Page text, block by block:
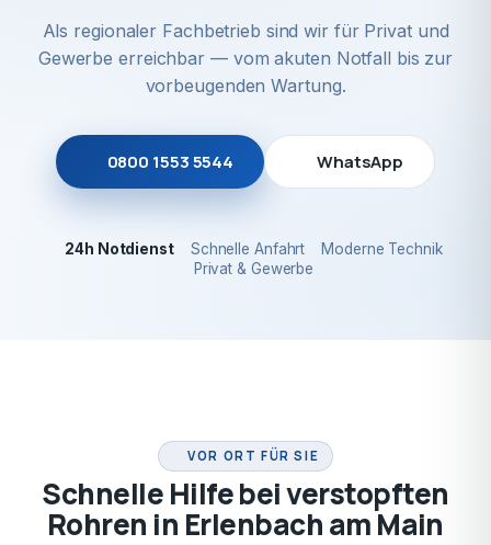
Als regionaler Fachbetrieb sind wir für Privat und
Gewerbe erreichbar — vom akuten Notfall bis zur
vorbeugenden Wartung.
0800 1553 5544 WhatsApp
24h Notdienst Schnelle Anfahrt
Moderne Technik
Privat & Gewerbe
VOR ORT FÜR SIE
Schnelle Hilfe bei verstopften
Rohren in Erlenbach am Main